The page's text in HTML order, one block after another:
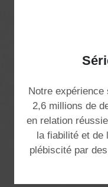
Notre expérience
2,6 millions de
en relation
la fiabilité et de
plébiscité par